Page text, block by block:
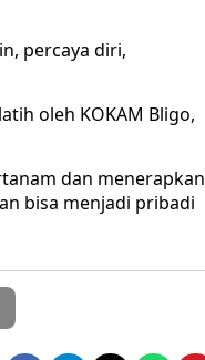
percaya diri,
oleh KOKAM Bligo,
dan menerapkan
bisa menjadi pribadi